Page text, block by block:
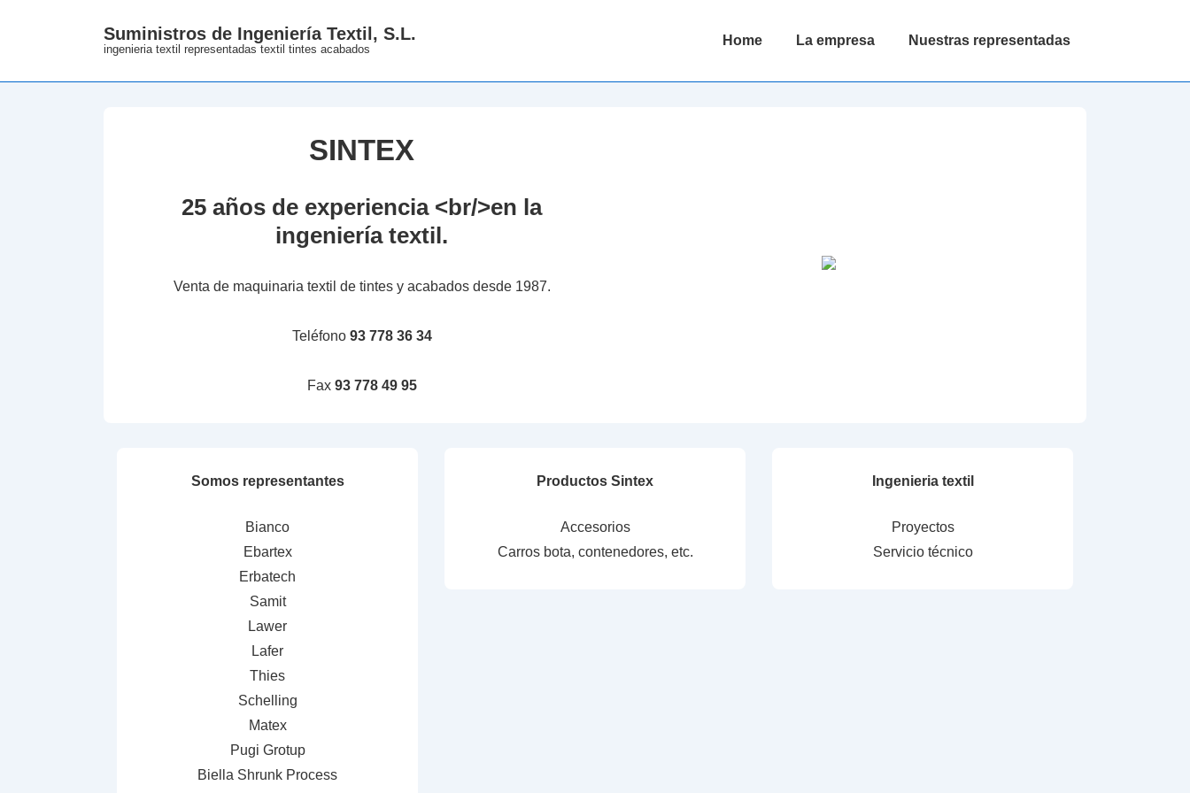
Main
Suministros de Ingeniería Textil, S.L.
ingenieria textil representadas textil tintes acabados
Main
Home La empresa Nuestras representadas
SINTEX
25 años de experiencia <br/>en la
ingeniería textil.
Venta de maquinaria textil de tintes y acabados desde 1987.
Teléfono 93 778 36 34
Fax 93 778 49 95
Somos representantes
Bianco
Ebartex
Erbatech
Samit
Lawer
Lafer
Thies
Schelling
Matex
Pugi Grotup
Biella Shrunk Process
Productos Sintex
Accesorios
Carros bota, contenedores, etc.
Ingenieria textil
Proyectos
Servicio técnico